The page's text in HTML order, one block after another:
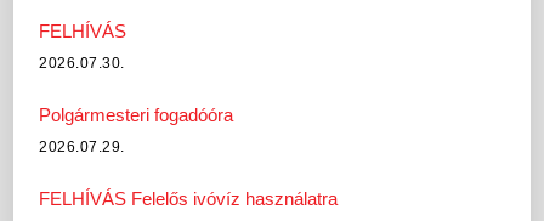
FELHÍVÁS
2026.07.30.
Polgármesteri fogadóóra
2026.07.29.
FELHÍVÁS Felelős ivóvíz használatra